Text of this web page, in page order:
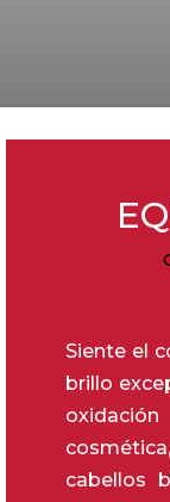
Siente el
brillo
cabellos